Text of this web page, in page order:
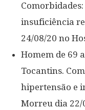
insuficiência
24/08/20 no
Homem de 69
Tocantins.
hipertensão e
Morreu dia 22/